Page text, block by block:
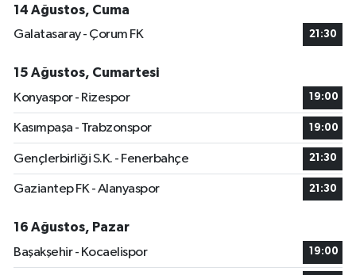
14 Ağustos, Cuma
Galatasaray - Çorum FK
21:30
15 Ağustos, Cumartesi
Konyaspor - Rizespor
19:00
Kasımpaşa - Trabzonspor 19:00
Gençlerbirliği S.K. - Fenerbahçe 21:30
Gaziantep FK - Alanyaspor 21:30
16 Ağustos, Pazar
Başakşehir - Kocaelispor
19:00